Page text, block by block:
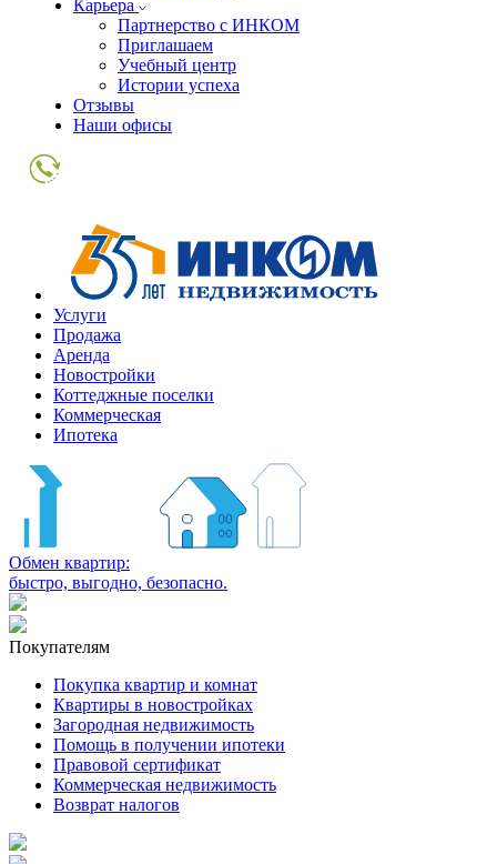
Карьера
Партнерство с ИНКОМ
Приглашаем
Учебный центр
Истории успеха
Отзывы
Наши офисы
Услуги
Продажа
Аренда
Новостройки
Коттеджные поселки
Коммерческая
Ипотека
Обмен квартир:
быстро, выгодно, безопасно.
Покупателям
Покупка квартир и комнат
Квартиры в новостройках
Загородная недвижимость
Помощь в получении ипотеки
Правовой сертификат
Коммерческая недвижимость
Возврат налогов